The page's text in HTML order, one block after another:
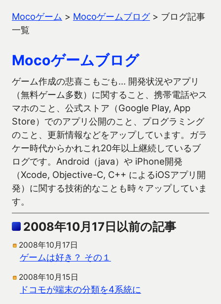
Mocoゲーム > Mocoゲームブログ> ブログ記事
一覧
Mocoゲームブログ
ゲーム作成の悲喜こもごも… 開発状況やアプリ
（無料ゲーム多数）に関すること、携帯電話やス
マホのこと、公式ストア（Google Play, App
Store）でのアプリ公開のこと、プログラミング
のこと、更新情報などをアップしています。ガラ
ケー時代からかれこれ20年以上継続しているブ
ログです。Android（java）や iPhone開発
（Xcode, Objective-C, C++ によるiOSアプリ開
発）に関する技術的なことも時々アップしていま
す。
2008年10月17日以前の記事
2008年10月17日
ゲームは好き？ その１
2008年10月15日
ドコモが端末の分類を4系統に